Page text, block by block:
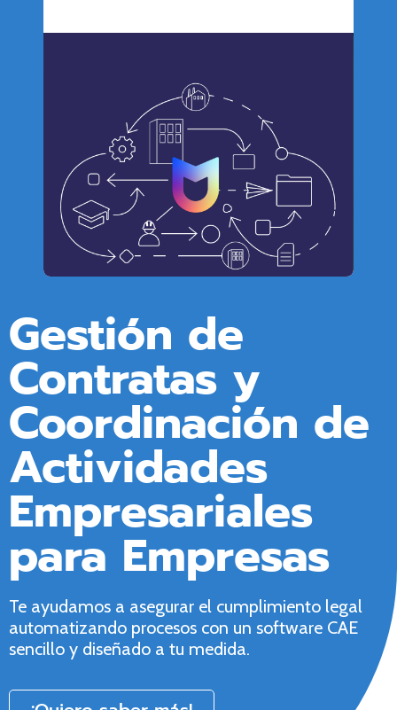
Gestión de
Contratas y
Coordinación de
Actividades
Empresariales
para Empresas
Te ayudamos a asegurar el cumplimiento legal
automatizando procesos con un software CAE
sencillo y diseñado a tu medida.